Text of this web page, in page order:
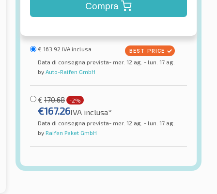
Compra
€ 163.92 IVA inclusa
Data di consegna prevista- mer. 12 ag. - lun. 17 ag.
by Auto-Raifen GmbH
€ 170.68 -2%
€167.26IVA inclusa*
Data di consegna prevista- mer. 12 ag. - lun. 17 ag.
by Raifen Paket GmbH